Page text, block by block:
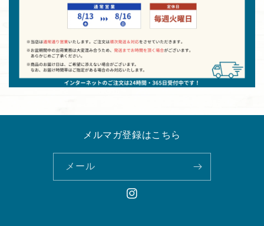
メルマガ登録はこちら
メール
Instagram